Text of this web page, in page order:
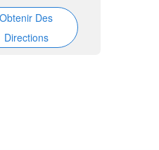
Obtenir Des
Directions